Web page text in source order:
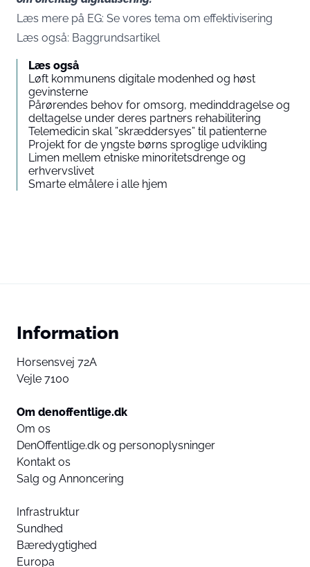
Læs mere på EG: Se vores tema om effektivisering
Læs også: Baggrundsartikel
Læs også
Løft kommunens digitale modenhed og høst
gevinsterne
Pårørendes behov for omsorg, medinddragelse og
deltagelse under deres partners rehabilitering
Telemedicin skal ”skræddersyes” til patienterne
Projekt for de yngste børns sproglige udvikling
Limen mellem etniske minoritetsdrenge og
erhvervslivet
Smarte elmålere i alle hjem
Information
Horsensvej 72A
Vejle 7100
Om denoffentlige.dk
Om os
DenOffentlige.dk og personoplysninger
Kontakt os
Salg og Annoncering
Infrastruktur
Sundhed
Bæredygtighed
Europa